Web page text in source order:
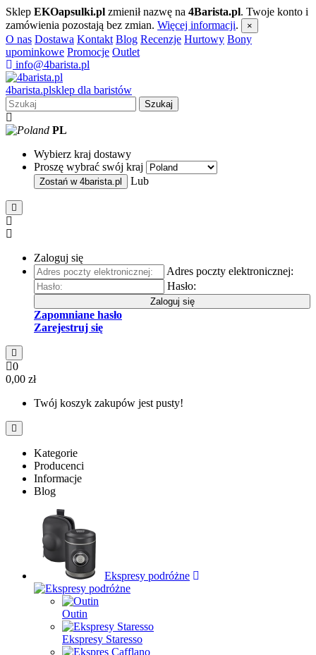
Sklep EKOapsulki.pl zmienił nazwę na 4Barista.pl. Twoje konto i
zamówienia pozostają bez zmian. Więcej informacji. ×
O nas Dostawa Kontakt Blog Recenzje Hurtowy Bony
upominkowe Promocje Outlet
info@4barista.pl
4barista.plsklep dla baristów
Szukaj
PL
Wybierz kraj dostawy
Proszę wybrać swój kraj
Zostań w 4barista.pl Lub
Zaloguj się
Adres poczty elektronicznej:
Hasło:
Zaloguj się
Zapomniane hasło
Zarejestruj się
0
0,00 zł
Twój koszyk zakupów jest pusty!
Kategorie
Producenci
Informacje
Blog
Ekspresy podróżne
Outin
Ekspresy Staresso